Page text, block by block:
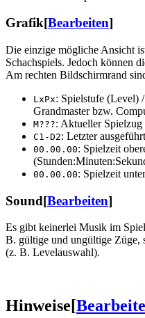
Grafik[Bearbeiten]
Die einzige mögliche Ansicht
Schachspiels. Jedoch können
Am rechten Bildschirmrand
LxPx: Spielstufe (Level)
Grandmaster bzw.
M???: Aktueller
C1-D2: Letzter
00.00.00: Spielzeit
00.00.00: Spielzeit
Sound[Bearbeiten]
Es gibt keinerlei Musik im
B. gültige und ungültige Züge,
(z. B. Levelauswahl).
Hinweise[